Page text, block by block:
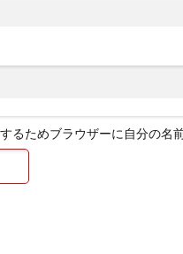
るためブラウザーに自分の名